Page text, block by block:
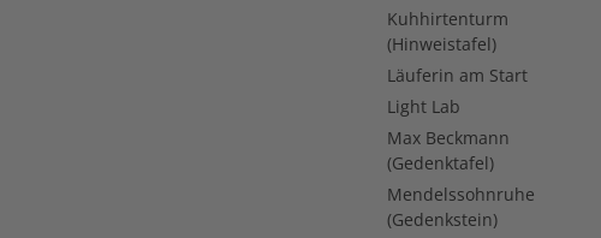
Kuhhirtenturm
(Hinweistafel)
Läuferin am Start
Light Lab
Max Beckmann
(Gedenktafel)
Mendelssohnruhe
(Gedenkstein)